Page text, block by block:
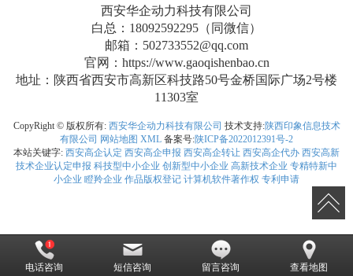
西安华企动力科技有限公司
白总：18092592295（同微信）
邮箱：502733552@qq.com
官网：https://www.gaoqishenbao.cn
地址：陕西省西安市高新区科技路50号金桥国际广场2号楼
11303室
CopyRight © 版权所有: 西安华企动力科技有限公司 技术支持:陕西印象信息技术
有限公司 网站地图 XML 备案号:陕ICP备2022012391号-2
本站关键字: 西安高企认定 西安高企申报 西安高企转让 西安高企代办 西安高新
技术企业认定申报 科技型中小企业 创新型中小企业 高新技术企业 专精特新中
小企业 瞪羚企业 作品版权登记 计算机软件著作权 专利申请
电话咨询 短信咨询 留言咨询 查看地图